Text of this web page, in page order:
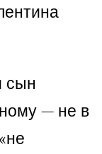
сын
— не в